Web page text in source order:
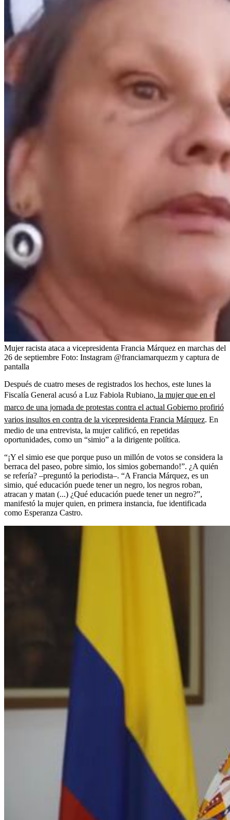
Mujer racista ataca a vicepresidenta Francia Márquez en marchas del
26 de septiembre Foto: Instagram @franciamarquezm y captura de
pantalla
Después de cuatro meses de registrados los hechos, este lunes la
Fiscalía General acusó a Luz Fabiola Rubiano, la mujer que en el
marco de una jornada de protestas contra el actual Gobierno profirió
varios insultos en contra de la vicepresidenta Francia Márquez. En
medio de una entrevista, la mujer calificó, en repetidas
oportunidades, como un “simio” a la dirigente política.
“¡Y el simio ese que porque puso un millón de votos se considera la
berraca del paseo, pobre simio, los simios gobernando!”. ¿A quién
se refería? –preguntó la periodista–. “A Francia Márquez, es un
simio, qué educación puede tener un negro, los negros roban,
atracan y matan (...) ¿Qué educación puede tener un negro?”,
manifestó la mujer quien, en primera instancia, fue identificada
como Esperanza Castro.